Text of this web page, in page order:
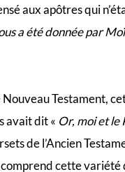
aux apôtres qui
a été donnée par
Nouveau Testament,
avait dit « Or, moi et le
de l’Ancien
cette variété